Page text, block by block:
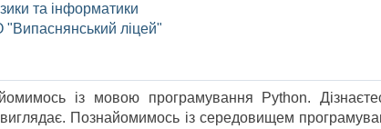
та інформатики
ліцей"
із мовою програмування Рython.
Познайомимось із середовищем